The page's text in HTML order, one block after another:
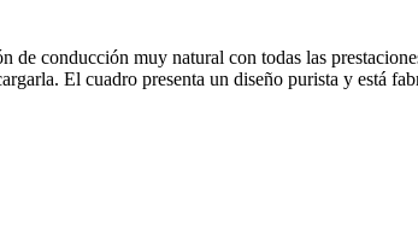
de conducción muy natural con todas las
El cuadro presenta un diseño purista y está